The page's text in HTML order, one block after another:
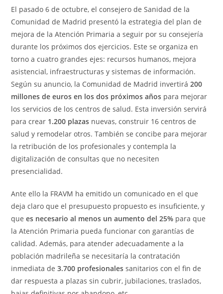
El pasado 6 de octubre, el consejero de Sanidad de la
Comunidad de Madrid presentó la estrategia del plan de
mejora de la Atención Primaria a seguir por su consejería
durante los próximos dos ejercicios. Este se organiza en
torno a cuatro grandes ejes: recursos humanos, mejora
asistencial, infraestructuras y sistemas de información.
Según su anuncio, la Comunidad de Madrid invertirá200
millones de euros en los dos próximos años para mejorar
los servicios de los centros de salud. Esta inversión servirá
para crear 1.200 plazas nuevas, construir 16 centros de
salud y remodelar otros. También se concibe para mejorar
la retribución de los profesionales y contempla la
digitalización de consultas que no necesiten
presencialidad.
Ante ello la FRAVM ha emitido un comunicado en el que
deja claro que el presupuesto propuesto es insuficiente, y
quees necesario al menos un aumento del 25% para que
la Atención Primaria pueda funcionar con garantías de
calidad. Además, para atender adecuadamente a la
población madrileña se necesitaría la contratación
inmediata de3.700 profesionales sanitarios con el fin de
dar respuesta a plazas sin cubrir, jubilaciones, traslados,